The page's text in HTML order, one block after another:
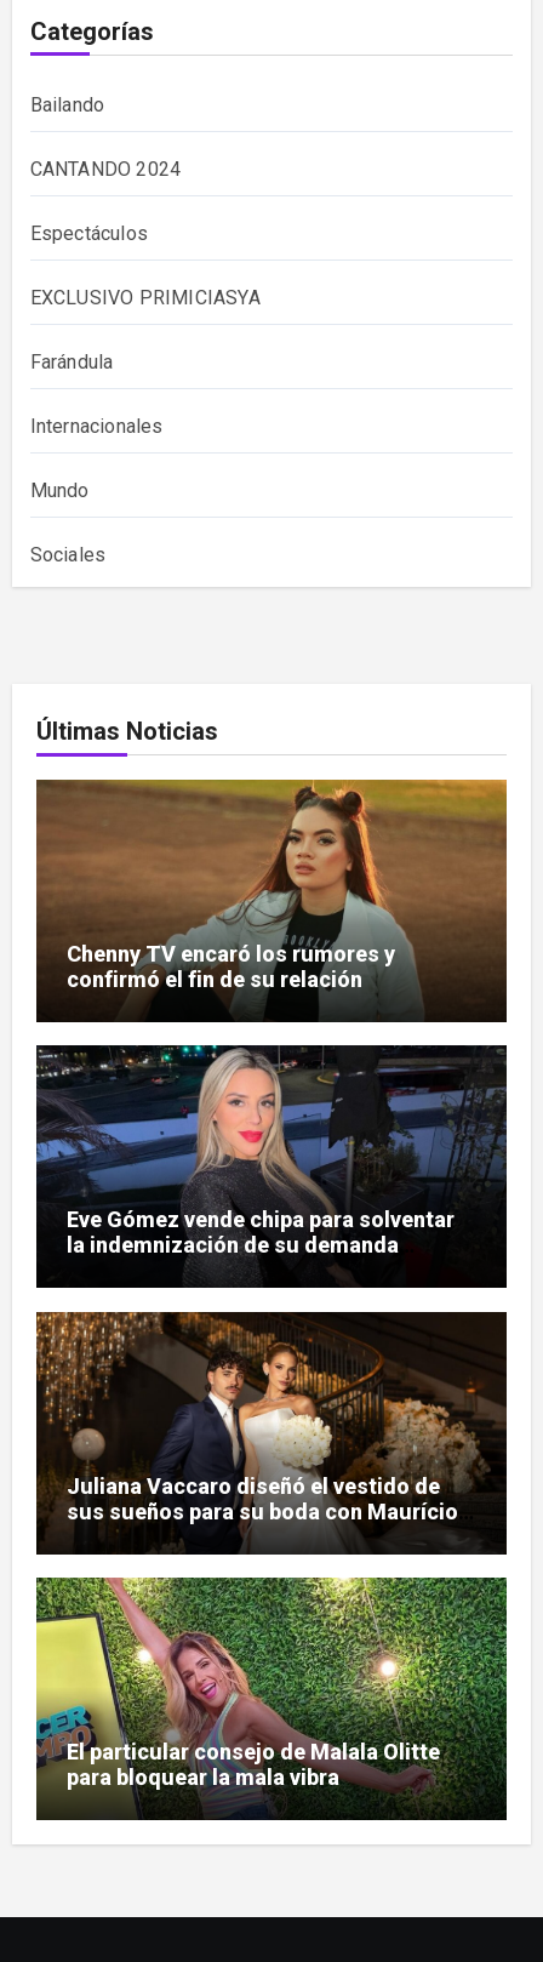
Categorías
Bailando
CANTANDO 2024
Espectáculos
EXCLUSIVO PRIMICIASYA
Farándula
Internacionales
Mundo
Sociales
Últimas Noticias
Chenny TV encaró los rumores y
confirmó el fin de su relación
Eve Gómez vende chipa para solventar
la indemnización de su demanda
Juliana Vaccaro diseñó el vestido de
sus sueños para su boda con Maurício
Prado
El particular consejo de Malala Olitte
para bloquear la mala vibra